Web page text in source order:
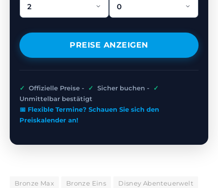
PREISE ANZEIGEN
✓ Offizielle Preise - ✓ Sicher buchen -
✓
Unmittelbar bestätigt
📅 Flexible Termine? Schauen Sie sich den
Preiskalender an!
Bronze Max Bronze Eins
Disney Abenteuerwelt